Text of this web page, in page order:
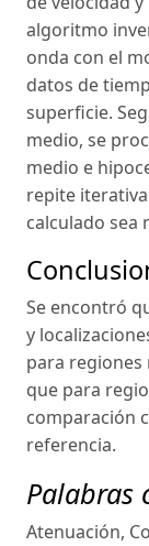
algoritmo
onda con el
datos de
superficie.
medio, se
medio e
repite
calculado sea
Se encontró
y
para regiones
que para
comparación
referencia.
Palabras
Atenuación,